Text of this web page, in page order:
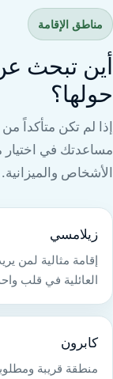
مناطق الإقامة
أين تبحث
حولها؟
مساعدتك في اختيار
الأشخاص والميزانية.
زيلامسي
إقامة مثالية لمن
العائلية في قلب
كابرون
منطقة قريبة